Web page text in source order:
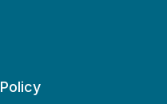
Policy